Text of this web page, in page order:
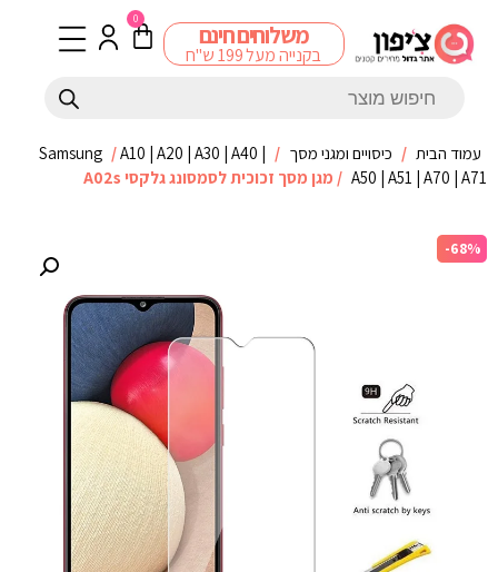
משלוחים חינם
בקנייה מעל 199 ש"ח
0
עמוד הבית / כיסויים ומגני מסך /
Samsung /A10 | A20 | A30 | A40 |
A50 | A51 | A70 | A71 / מגן מסך זכוכית לסמסונג גלקסי A02s
-68%